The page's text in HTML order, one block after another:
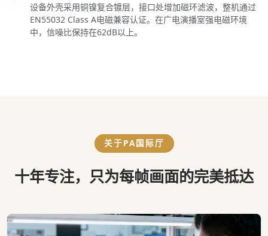
设备外壳采用铜镍复合镀层，接口处增加磁环滤波，整机通过
EN55032 Class A电磁兼容认证。在广电演播室强电磁环境
中，信噪比保持在62dB以上。
关于PA国际厅
十年专注，只为每帧画面的完美抵达